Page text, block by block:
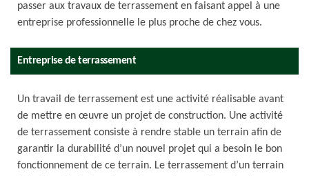
passer aux travaux de terrassement en faisant appel à une
entreprise professionnelle le plus proche de chez vous.
Entreprise de terrassement
Un travail de terrassement est une activité réalisable avant
de mettre en œuvre un projet de construction. Une activité
de terrassement consiste à rendre stable un terrain afin de
garantir la durabilité d’un nouvel projet qui a besoin le bon
fonctionnement de ce terrain. Le terrassement d’un terrain